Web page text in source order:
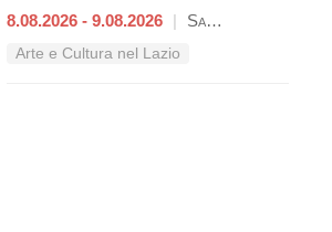
8.08.2026 - 9.08.2026 | Santa Marinella
Arte e Cultura nel Lazio